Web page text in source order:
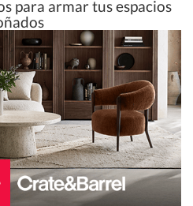
para armar tus espacios